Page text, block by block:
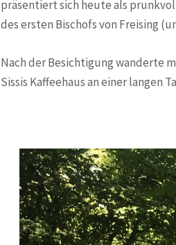
präsentiert sich heute als
des ersten Bischofs von Freising
Nach der Besichtigung wanderte
Sissis Kaffeehaus an einer langen